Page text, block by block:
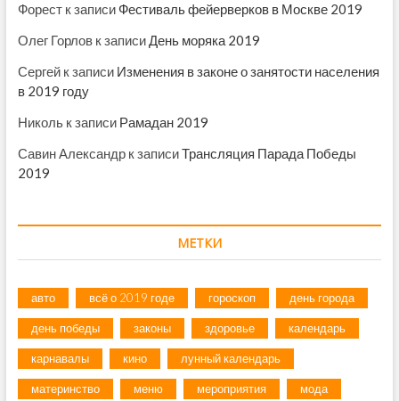
Форестк записи Фестиваль фейерверков в Москве 2019
Олег Горловк записиДень моряка 2019
Сергейк записи Изменения в законе о занятости населения
в 2019 году
Никольк записи Рамадан 2019
Савин Александрк записиТрансляция Парада Победы
2019
МЕТКИ
авто всё о 2019 годе гороскоп день города
день победы законы здоровье календарь
карнавалы кино лунный календарь
материнство меню мероприятия мода